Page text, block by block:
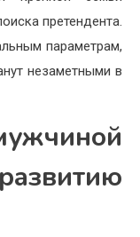
претендента.
параметрам,
незаметными в